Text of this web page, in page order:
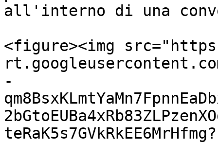
all'interno di una
<figure><img
rt.googleusercontent.com/
-